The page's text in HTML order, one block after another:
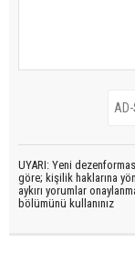
UYARI: Yeni
göre; kişilik haklarına
aykırı yorumlar
bölümünü kullanınız